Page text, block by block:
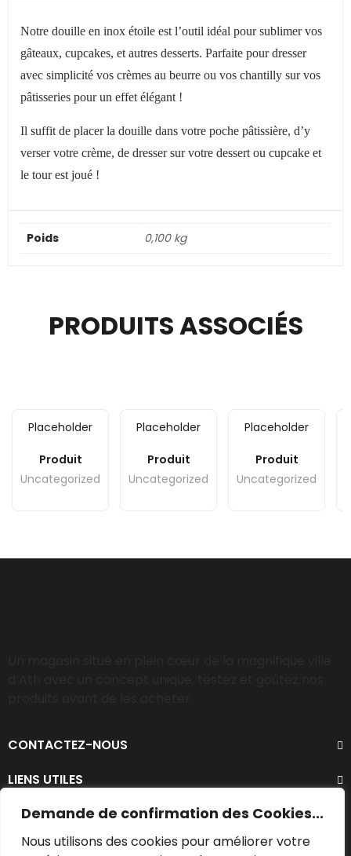
Demande de confirmation des Cookies...
Nous utilisons des cookies pour améliorer votre
Notre douille en inox étoile est l’outil idéal pour sublimer vos
gâteaux, cupcakes, et autres desserts. Parfaite pour dresser
avec simplicité vos crèmes au beurre ou vos chantilly sur vos
pâtisseries pour un effet élégant !
Il suffit de placer la douille dans votre poche pâtissière, d’y
verser votre crème, de dresser sur votre dessert ou cupcake et
le tour est joué !
Poids 0,100 kg
PRODUITS ASSOCIÉS
Placeholder
Produit
Uncategorized
Placeholder
Produit
Uncategorized
Placeholder
Produit
Uncategorized
CONTACTEZ-NOUS
LIENS UTILES